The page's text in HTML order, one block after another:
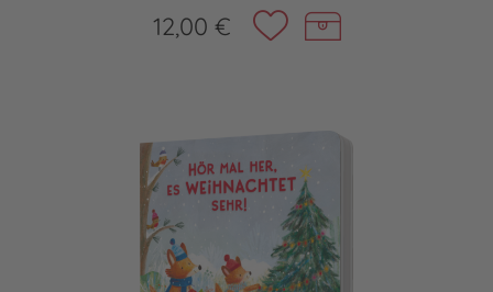
12,00 €